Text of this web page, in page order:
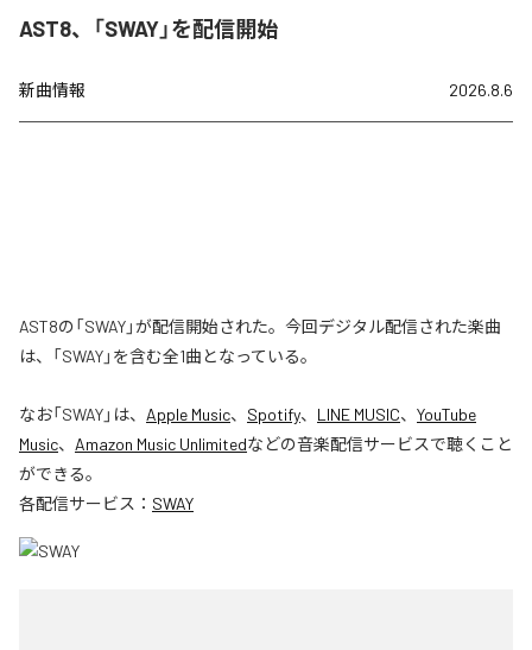
AST8、「SWAY」を配信開始
新曲情報 2026.8.6
AST8の「SWAY」が配信開始された。今回デジタル配信された楽曲
は、「SWAY」を含む全1曲となっている。
なお「SWAY」は、 Apple Music、 Spotify、 LINE MUSIC、 YouTube
Music、 Amazon Music Unlimitedなどの音楽配信サービスで聴くこと
ができる。
各配信サービス： SWAY